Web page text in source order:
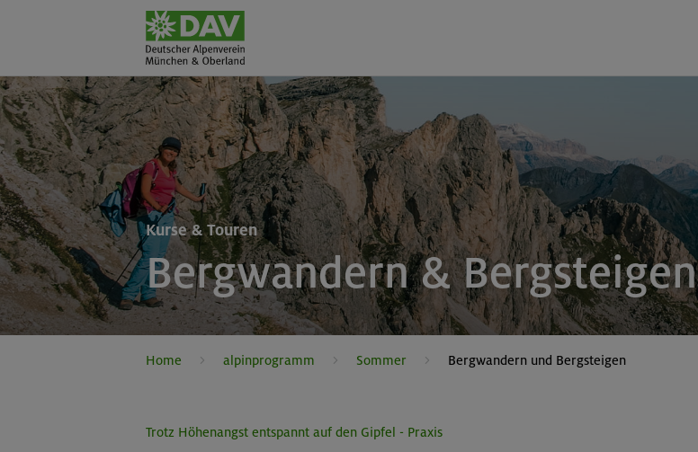
Bergwandern & Bergsteigen
Kurse & Touren
Home alpinprogramm Sommer Bergwandern und Bergsteigen
Trotz Höhenangst entspannt auf den Gipfel - Praxis